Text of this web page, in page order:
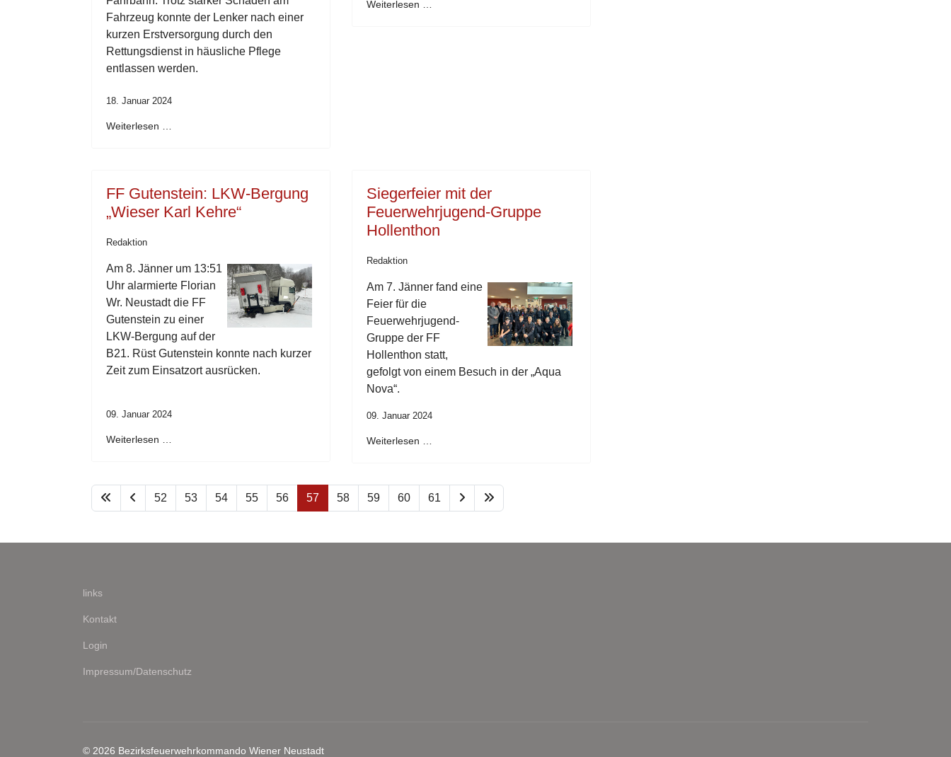
Fahrzeug konnte der Lenker nach einer
kurzen Erstversorgung durch den
Rettungsdienst in häusliche Pflege
entlassen werden.
18. Januar 2024
Weiterlesen …
Weiterlesen …
FF Gutenstein: LKW-Bergung
„Wieser Karl Kehre“
Redaktion
Am 8. Jänner um 13:51
Uhr alarmierte Florian
Wr. Neustadt die FF
Gutenstein zu einer
LKW-Bergung auf der
B21. Rüst Gutenstein konnte nach kurzer
Zeit zum Einsatzort ausrücken.
09. Januar 2024
Weiterlesen …
Siegerfeier mit der
Feuerwehrjugend-Gruppe
Hollenthon
Redaktion
Am 7. Jänner fand eine
Feier für die
Feuerwehrjugend-
Gruppe der FF
Hollenthon statt,
gefolgt von einem Besuch in der „Aqua
Nova“.
09. Januar 2024
Weiterlesen …
52 53 54 55 56 57 58 59 60 61
links
Kontakt
Login
Impressum/Datenschutz
© 2026 Bezirksfeuerwehrkommando Wiener Neustadt